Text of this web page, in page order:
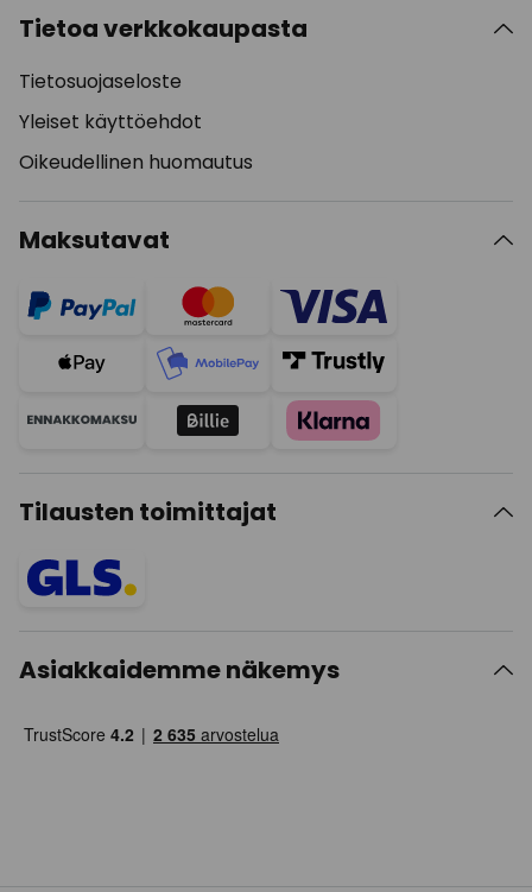
Tietoa verkkokaupasta
Tietosuojaseloste
Yleiset käyttöehdot
Oikeudellinen huomautus
Maksutavat
Tilausten toimittajat
Asiakkaidemme näkemys